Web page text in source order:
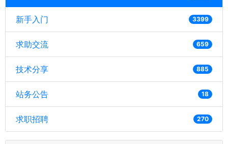
新手入门 3399
求助交流 659
技术分享 885
站务公告 18
求职招聘 270